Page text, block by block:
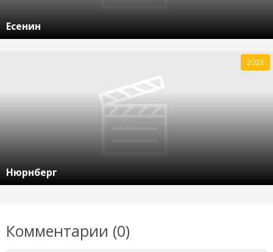
Есенин
Нюрнберг
2023
Комментарии (0)